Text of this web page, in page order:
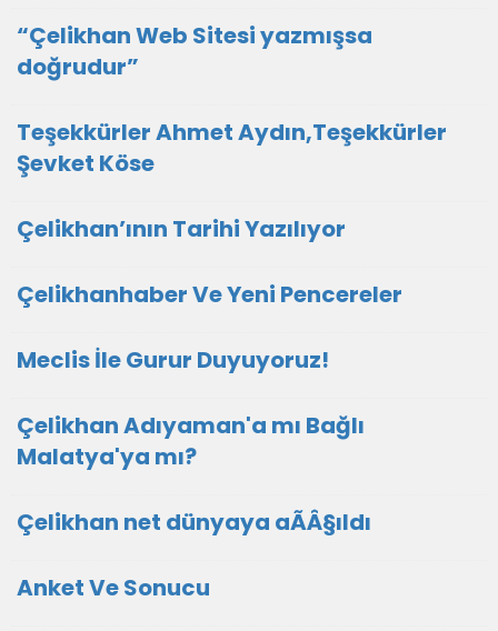
“Çelikhan Web Sitesi yazmışsa
doğrudur”
Teşekkürler Ahmet Aydın,Teşekkürler
Şevket Köse
Çelikhan’ının Tarihi Yazılıyor
Çelikhanhaber Ve Yeni Pencereler
Meclis İle Gurur Duyuyoruz!
Çelikhan Adıyaman'a mı Bağlı
Malatya'ya mı?
Çelikhan net dünyaya aÃÂ§ıldı
Anket Ve Sonucu